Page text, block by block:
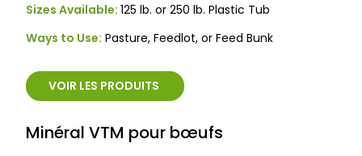
Sizes Available: 125 lb. or 250 lb. Plastic Tub
Ways to Use: Pasture, Feedlot, or Feed Bunk
VOIR LES PRODUITS
Minéral VTM pour bœufs